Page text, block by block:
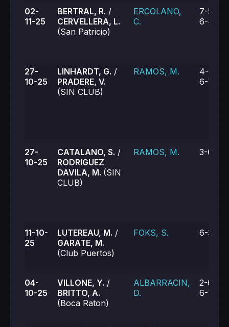
02-
11-25
BERTRAL, R. /
CERVELLERA, L.
(San Patricio)
ERCOLANO,
C.
7-5, 2-
6-4
27-
10-25
LINHARDT, G. /
PRADERE, V.
(SIN CLUB)
RAMOS, M.
4-6, 6-
6-7 (2)
27-
10-25
CATALANO, S. /
RODRIGUEZ
DAVILA, M. (SIN
CLUB)
RAMOS, M. 3-6, 3-
11-10-
25
LUTEREAU, M. /
GARATE, M.
(Club Puertos)
FOKS, S. 6-3, 6-
04-
10-25
VILLONE, Y. /
BRITTO, A.
(Boca Raton)
ALBARRACIN,
D.
2-6, 6-
6-7 (5)